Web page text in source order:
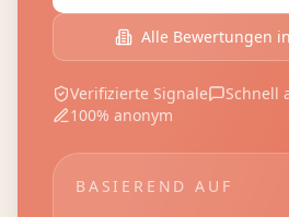
Alle Bewertungen in
Verifizierte Signale
Schnell
100% anonym
BASIEREND AUF